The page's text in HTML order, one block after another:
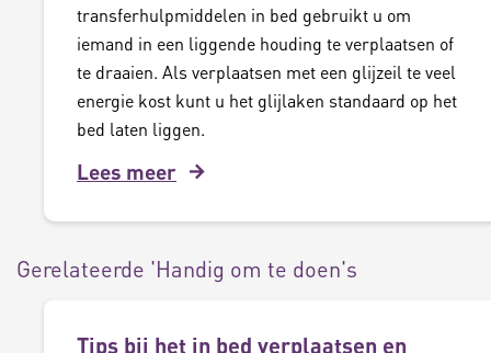
transferhulpmiddelen in bed gebruikt u om
iemand in een liggende houding te verplaatsen of
te draaien. Als verplaatsen met een glijzeil te veel
energie kost kunt u het glijlaken standaard op het
bed laten liggen.
Lees meer
Gerelateerde 'Handig om te doen's
Tips bij het in bed verplaatsen en